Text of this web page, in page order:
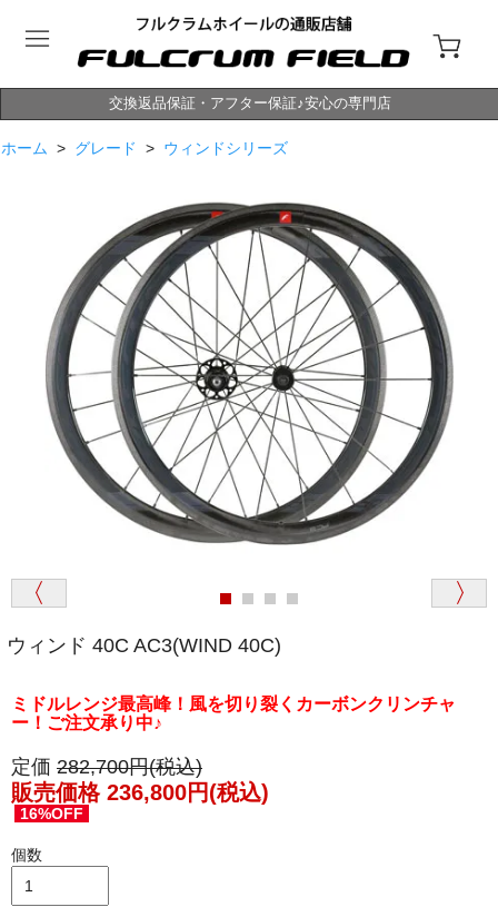
交換返品保証・アフター保証♪安心の専門店
ホーム > グレード > ウィンドシリーズ
ウィンド 40C AC3(WIND 40C)
ミドルレンジ最高峰！風を切り裂くカーボンクリンチャ
ー！ご注文承り中♪
定価 282,700円(税込)
販売価格 236,800円(税込)
16%OFF
個数